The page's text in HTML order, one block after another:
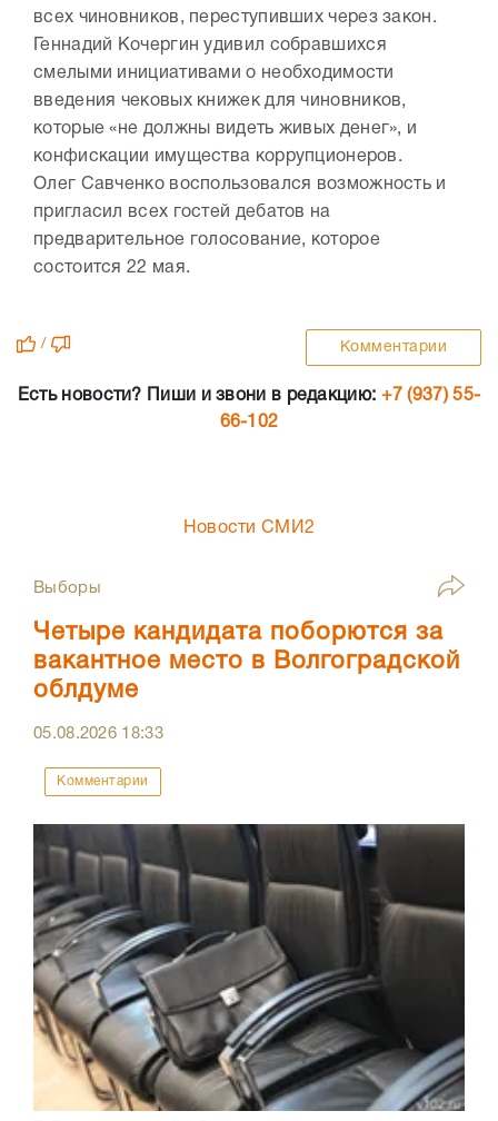
всех чиновников, переступивших через закон.
Геннадий Кочергин удивил собравшихся
смелыми инициативами о необходимости
введения чековых книжек для чиновников,
которые «не должны видеть живых денег», и
конфискации имущества коррупционеров.
Олег Савченко воспользовался возможность и
пригласил всех гостей дебатов на
предварительное голосование, которое
состоится 22 мая.
/ Комментарии
Есть новости? Пиши и звони в редакцию: +7 (937) 55-
66-102
Новости СМИ2
Выборы
Четыре кандидата поборются за
вакантное место в Волгоградской
облдуме
05.08.2026 18:33
Комментарии